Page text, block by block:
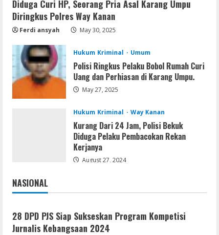
5
Umum
Dugaan Tambang dan Stockpile Ilegal di
Desa Lengot OKU Timur; BPAN Way
UU Minerba
August 10, 2026
Diduga Curi HP, Seorang Pria Asal Karang Umpu
Diringkus Polres Way Kanan
Ferdi ansyah May 30, 2025
Hukum Kriminal Umum
Polisi Ringkus Pelaku Bobol Rumah Curi
Uang dan Perhiasan di Karang Umpu.
May 27, 2025
Hukum Kriminal Way Kanan
Kurang Dari 24 Jam, Polisi Bekuk
Diduga Pelaku Pembacokan Rekan
Kerjanya
August 27, 2024
NASIONAL
Jakarta
28 DPD PJS Siap Sukseskan Program Kompetisi
Jurnalis Kebangsaan 2024